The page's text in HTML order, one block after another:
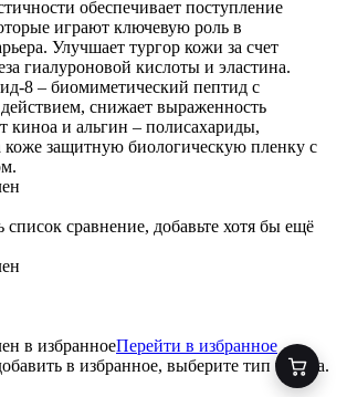
обеспечивает поступление
играют ключевую роль в
Улучшает тургор кожи за счет
гиалуроновой кислоты и эластина.
8 – биомиметический пептид с
снижает выраженность
киноа и альгин – полисахариды,
защитную биологическую пленку с
список сравнение, добавьте хотя бы ещё
в избранноеПерейти в избранное
в избранное, выберите тип товара.